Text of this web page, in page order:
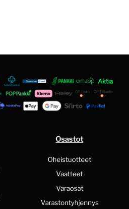
Osastot
Oheistuotteet
Vaatteet
Varaosat
Varastontyhjennys